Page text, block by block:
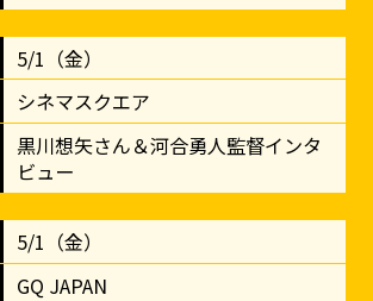
5/1（金）
シネマスクエア
黒川想矢さん＆河合勇人監督インタ
ビュー
5/1（金）
GQ JAPAN